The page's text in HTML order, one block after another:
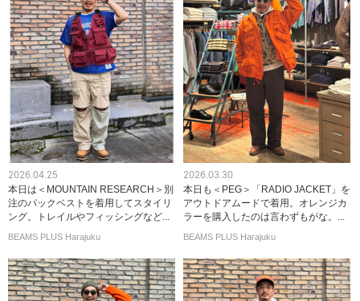
2026.04.25
本日は＜MOUNTAIN RESEARCH＞別
注のパックベストを着用してスタイリ
ング。トレイルやフィッシングなど...
BEAMS PLUS Harajuku
2026.03.30
本日も＜PEG＞「RADIO JACKET」を
アウトドアムードで着用。オレンジカ
ラーを購入したのは言わずもがな。...
BEAMS PLUS Harajuku